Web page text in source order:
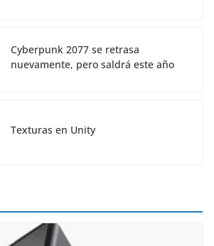
Cyberpunk 2077 se retrasa
nuevamente, pero saldrá este año
Texturas en Unity